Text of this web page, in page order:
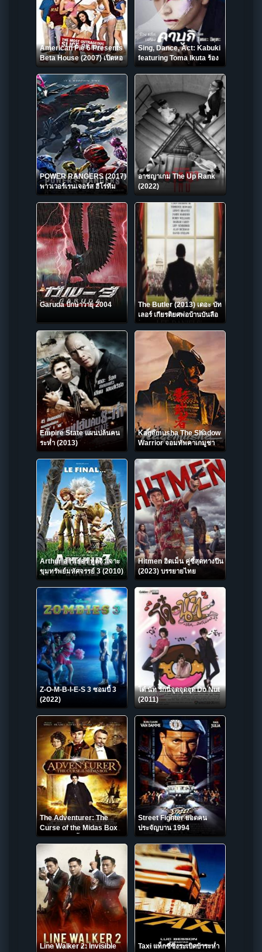
American Pie 6 Presents
Beta House (2007) เปิดหอ
Sing, Dance, Act: Kabuki
featuring Toma Ikuta ร้อง
เต้น แสดง: คาบูกิโดยโทมะ อิ
คุตะ (2022) NETFLIX
POWER RANGERS (2017)
พาวเวอร์เรนเจอร์ส ฮีโร่ทีม
มหากาฬ
อาชญาเกม The Up Rank
(2022)
Garuda ปักษาวายุ 2004
The Butler (2013) เดอะ บัท
เลอร์ เกียรติยศพ่อบ้านบันลือ
โลก
Empire State แผนปล้นคน
ระห่ำ (2013)
Kagemusha The Shadow
Warrior จอมทัพคาเกมูชา
1980
Arthur อาร์เธอร์ ทูตจิ๋วเจาะ
ขุมทรัพย์มหัศจรรย์ 3 (2010)
Hitmen ฮิตเม็น คู่ซี้สุดทางปืน
(2023) บรรยายไทย
Z-O-M-B-I-E-S 3 ซอมบี้ 3
(2022)
โด๋ นัท รักนี้จุดจุดจุด Do Nut
(2011)
The Adventurer: The
Curse of the Midas Box
มารายห์ มันดี้ ผจญภัยล่า
กล่องปริศนาครองโลก 2013
Street Fighter ยอดคน
ประจัญบาน 1994
Line Walker 2: Invisible
Taxi แท็กซี่ซิ่งระเบิดบ้าระห่ำ